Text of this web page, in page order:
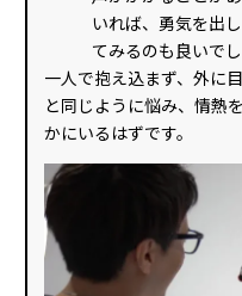
いれば、勇気を出
てみるのも良いでし
一人で抱え込まず、外に
と同じように悩み、情熱
かにいるはずです。